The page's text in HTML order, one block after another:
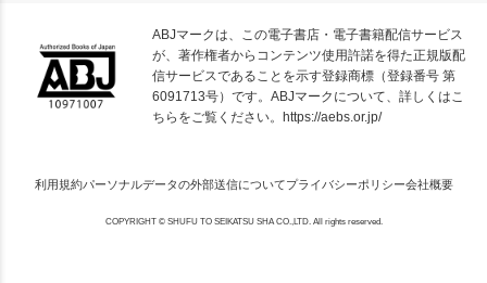
ABJマークは、この電子書店・電子書籍配信サービス
が、著作権者からコンテンツ使用許諾を得た正規版配
信サービスであることを示す登録商標（登録番号 第
6091713号）です。ABJマークについて、詳しくはこ
ちらをご覧ください。
https://aebs.or.jp/
利用規約パーソナルデータの外部送信についてプライバシーポリシー会社概要
COPYRIGHT © SHUFU TO SEIKATSU SHA CO.,LTD. All rights reserved.